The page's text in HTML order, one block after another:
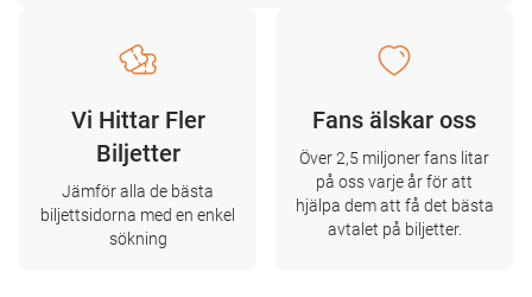
Vi Hittar Fler
Biljetter
Jämför alla de bästa
biljettsidorna med en enkel
sökning
Fans älskar oss
Över 2,5 miljoner fans litar
på oss varje år för att
hjälpa dem att få det bästa
avtalet på biljetter.